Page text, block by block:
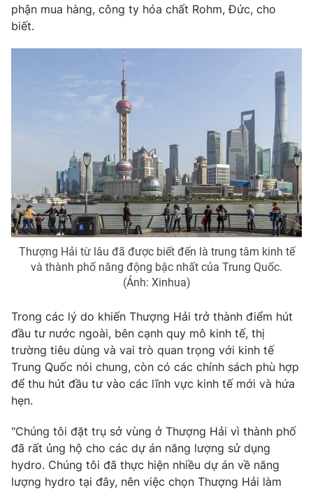
Tư vấn
Shorts video
VTV Money VTV Thể thao
VTV Sức khoẻ Bất động sản
Thị trường 24h Tấm lòng Việt
VTV9 VTV8
Liên hệ tòa soạn English
THỜI BÁO VTV
phận mua hàng, công ty hóa chất Rohm, Đức, cho
biết.
Thượng Hải từ lâu đã được biết đến là trung tâm kinh tế
và thành phố năng động bậc nhất của Trung Quốc.
(Ảnh: Xinhua)
Trong các lý do khiến Thượng Hải trở thành điểm hút
đầu tư nước ngoài, bên cạnh quy mô kinh tế, thị
trường tiêu dùng và vai trò quan trọng với kinh tế
Trung Quốc nói chung, còn có các chính sách phù hợp
để thu hút đầu tư vào các lĩnh vực kinh tế mới và hứa
hẹn.
"Chúng tôi đặt trụ sở vùng ở Thượng Hải vì thành phố
đã rất ủng hộ cho các dự án năng lượng sử dụng
hydro. Chúng tôi đã thực hiện nhiều dự án về năng
lượng hydro tại đây, nên việc chọn Thượng Hải làm